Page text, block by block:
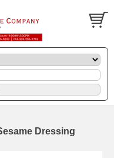
Dressing